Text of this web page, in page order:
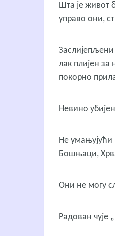
Шта је живот
управо они,
лак плијен
покорно
Невино
Не умањујући
Бошњаци,
Они не могу
Радован чује